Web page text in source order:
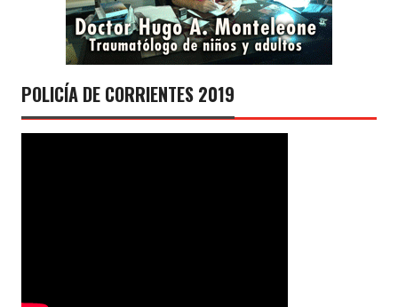
POLICÍA DE CORRIENTES 2019